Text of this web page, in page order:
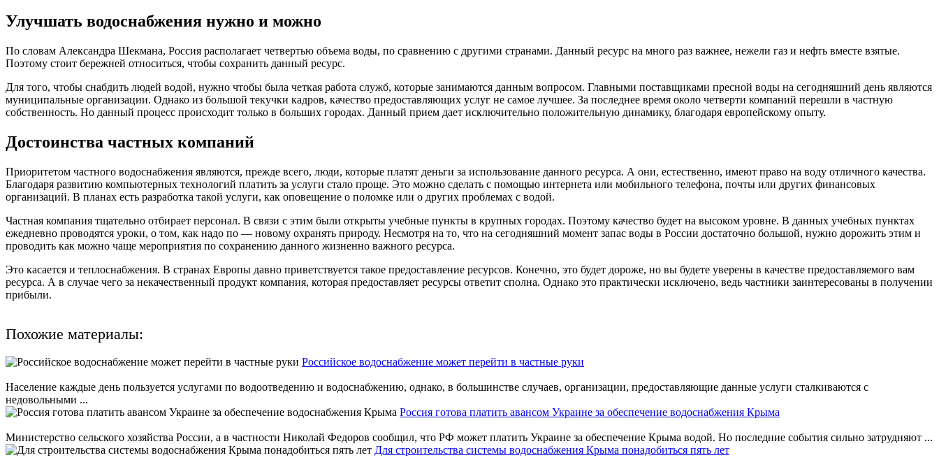
Улучшать водоснабжения нужно и можно
По словам Александра Шекмана, Россия располагает четвертью объема воды, по сравнению с другими странами. Данный ресурс на много раз важнее, нежели газ и нефть вместе взятые.
Поэтому стоит бережней относиться, чтобы сохранить данный ресурс.
Для того, чтобы снабдить людей водой, нужно чтобы была четкая работа служб, которые занимаются данным вопросом. Главными поставщиками пресной воды на сегодняшний день являются
муниципальные организации. Однако из большой текучки кадров, качество предоставляющих услуг не самое лучшее. За последнее время около четверти компаний перешли в частную
собственность. Но данный процесс происходит только в больших городах. Данный прием дает исключительно положительную динамику, благодаря европейскому опыту.
Достоинства частных компаний
Приоритетом частного водоснабжения являются, прежде всего, люди, которые платят деньги за использование данного ресурса. А они, естественно, имеют право на воду отличного качества.
Благодаря развитию компьютерных технологий платить за услуги стало проще. Это можно сделать с помощью интернета или мобильного телефона, почты или других финансовых
организаций. В планах есть разработка такой услуги, как оповещение о поломке или о других проблемах с водой.
Частная компания тщательно отбирает персонал. В связи с этим были открыты учебные пункты в крупных городах. Поэтому качество будет на высоком уровне. В данных учебных пунктах
ежедневно проводятся уроки, о том, как надо по — новому охранять природу. Несмотря на то, что на сегодняшний момент запас воды в России достаточно большой, нужно дорожить этим и
проводить как можно чаще мероприятия по сохранению данного жизненно важного ресурса.
Это касается и теплоснабжения. В странах Европы давно приветствуется такое предоставление ресурсов. Конечно, это будет дороже, но вы будете уверены в качестве предоставляемого вам
ресурса. А в случае чего за некачественный продукт компания, которая предоставляет ресурсы ответит сполна. Однако это практически исключено, ведь частники заинтересованы в получении
прибыли.
Похожие материалы:
Российское водоснабжение может перейти в частные руки
Население каждые день пользуется услугами по водоотведению и водоснабжению, однако, в большинстве случаев, организации, предоставляющие данные услуги сталкиваются с
недовольными ...
Россия готова платить авансом Украине за обеспечение водоснабжения Крыма
Министерство сельского хозяйства России, а в частности Николай Федоров сообщил, что РФ может платить Украине за обеспечение Крыма водой. Но последние события сильно затрудняют ...
Для строительства системы водоснабжения Крыма понадобиться пять лет